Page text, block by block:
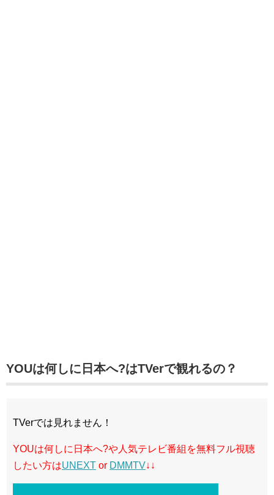
YOUは何しに日本へ?はTVerで観れるの？
TVerでは見れません！
YOUは何しに日本へ?や人気テレビ番組を無料フル視聴
したい方はUNEXT or DMMTV↓↓